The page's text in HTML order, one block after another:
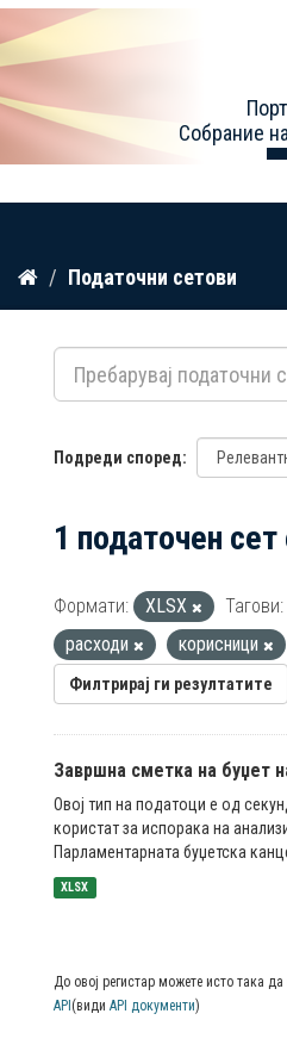
Прескокнете
содржина
Собрание
Податочни сетови
Подреди според
1 податочен сет
Формати: XLSX Тагови:
расходи
корисници
Филтрирај ги резултатите
Завршна сметка на буџет
Овој тип на податоци е од
користат за испорака на
Парламентарната буџетска
XLSX
До овој регистар можете исто така
API (види API документи)